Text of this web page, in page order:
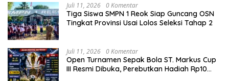
Juli 11, 2026 0 Komentar
Tiga Siswa SMPN 1 Reok Siap Guncang OSN
Tingkat Provinsi Usai Lolos Seleksi Tahap 2
Juli 11, 2026 0 Komentar
Open Turnamen Sepak Bola ST. Markus Cup
III Resmi Dibuka, Perebutkan Hadiah Rp10